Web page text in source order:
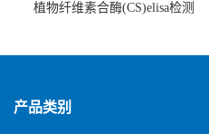
植物纤维素合酶(CS)elisa检测
产品类别